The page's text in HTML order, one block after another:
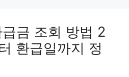
금 조회 방법 2
환급일까지 정